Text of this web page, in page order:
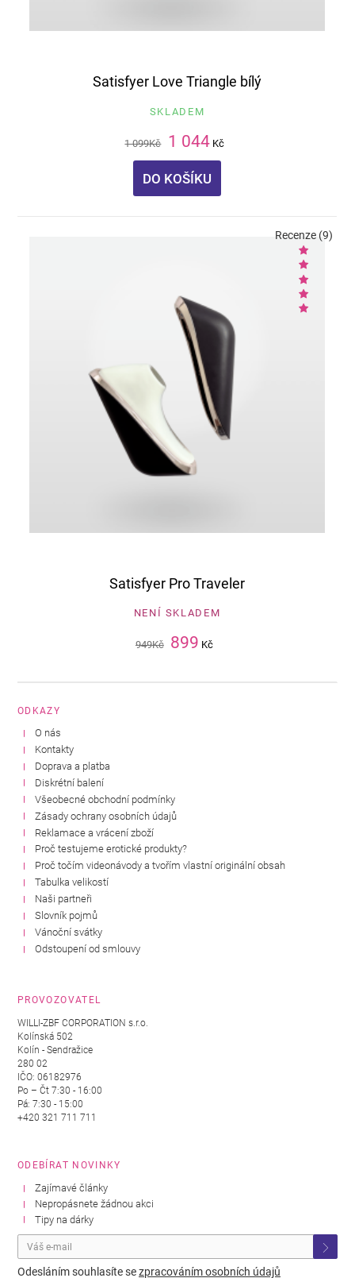
Satisfyer Love Triangle bílý
SKLADEM
1 099Kč 1 044 Kč
DO KOŠÍKU
Satisfyer Pro Traveler
NENÍ SKLADEM
949Kč 899 Kč
Recenze (9)
ODKAZY
O nás
Kontakty
Doprava a platba
Diskrétní balení
Všeobecné obchodní podmínky
Zásady ochrany osobních údajů
Reklamace a vrácení zboží
Proč testujeme erotické produkty?
Proč točím videonávody a tvořím vlastní originální obsah
Tabulka velikostí
Naši partneři
Slovník pojmů
Vánoční svátky
Odstoupení od smlouvy
PROVOZOVATEL
WILLI-ZBF CORPORATION s.r.o.
Kolínská 502
Kolín - Sendražice
280 02
IČO: 06182976
Po – Čt 7:30 - 16:00
Pá: 7:30 - 15:00
+420 321 711 711
ODEBÍRAT NOVINKY
Zajímavé články
Nepropásnete žádnou akci
Tipy na dárky
Odesláním souhlasíte sezpracováním osobních údajů